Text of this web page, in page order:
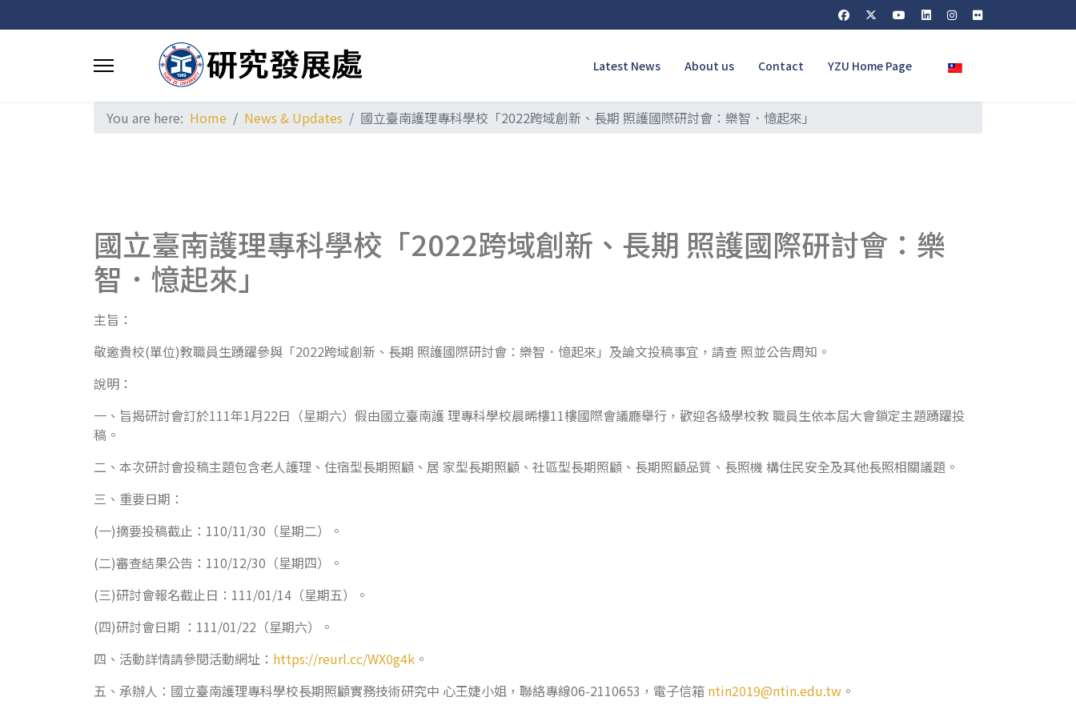
Latest News About us Contact YZU Home Page Select your language
You are here: Home News & Updates 國立臺南護理專科學校「2022跨域創新、長期 照護國際研討會：樂智．憶起來」
國立臺南護理專科學校「2022跨域創新、長期 照護國際研討會：樂
智．憶起來」
主旨：
敬邀貴校(單位)教職員生踴躍參與「2022跨域創新、長期 照護國際研討會：樂智．憶起來」及論文投稿事宜，請查 照並公告周知。
說明：
一、旨揭研討會訂於111年1月22日（星期六）假由國立臺南護 理專科學校晨晞樓11樓國際會議廳舉行，歡迎各級學校教 職員生依本屆大會鎖定主題踴躍投
稿。
二、本次研討會投稿主題包含老人護理、住宿型長期照顧、居 家型長期照顧、社區型長期照顧、長期照顧品質、長照機 構住民安全及其他長照相關議題。
三、重要日期：
(一)摘要投稿截止：110/11/30（星期二）。
(二)審查結果公告：110/12/30（星期四）。
(三)研討會報名截止日：111/01/14（星期五）。
(四)研討會日期 ：111/01/22（星期六）。
四、活動詳情請參閱活動網址： https://reurl.cc/WX0g4k 。
五、承辦人：國立臺南護理專科學校長期照顧實務技術研究中 心王婕小姐，聯絡專線06-2110653，電子信箱 ntin2019@ntin.edu.tw 。